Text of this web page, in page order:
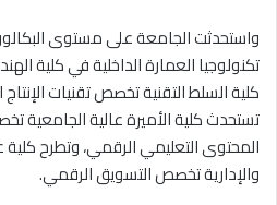
واستحدثت الجامعة على مستوى
تكنولوجيا العمارة الداخلية في كلية
كلية السلط التقنية تخصص تقنيات
تستحدث كلية الأميرة عالية الجامعية
المحتوى التعليمي الرقمي، وتطرح كلية
والإدارية تخصص التسويق الرقمي.